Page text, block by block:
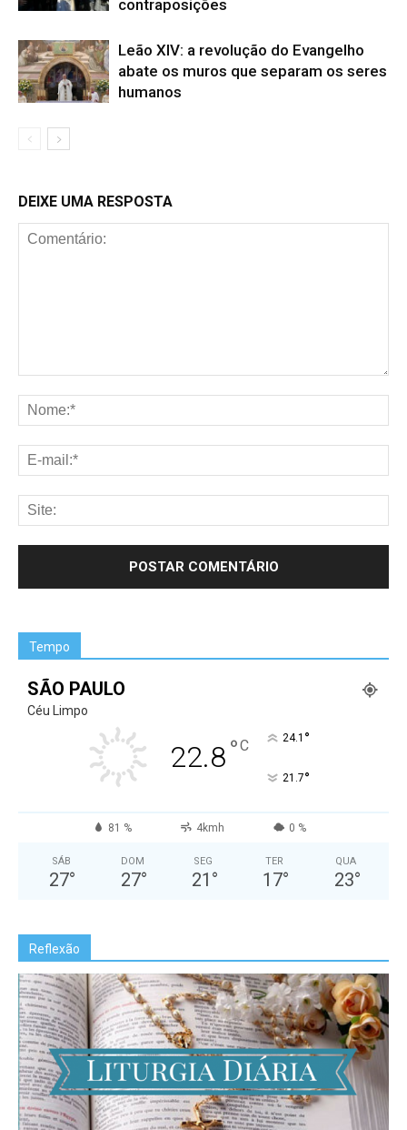
contraposições
Leão XIV: a revolução do Evangelho
abate os muros que separam os seres
humanos
DEIXE UMA RESPOSTA
Tempo
SÃO PAULO
Céu Limpo
22.8°C 24.1 °
21.7°
81 % 4kmh 0 %
SÁB
27°
DOM
27°
SEG
21 °
TER
17°
QUA
23°
Reflexão